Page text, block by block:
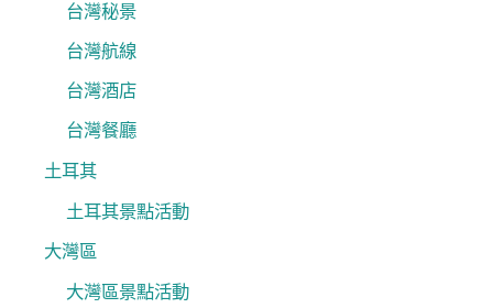
台灣秘景
台灣航線
台灣酒店
台灣餐廳
土耳其
土耳其景點活動
大灣區
大灣區景點活動